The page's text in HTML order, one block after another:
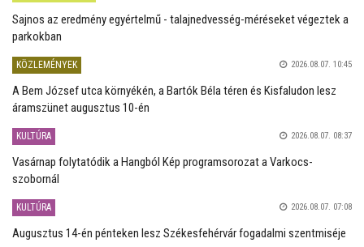
Sajnos az eredmény egyértelmű - talajnedvesség-méréseket végeztek a
parkokban
KÖZLEMÉNYEK 2026.08.07. 10:45
A Bem József utca környékén, a Bartók Béla téren és Kisfaludon lesz
áramszünet augusztus 10-én
KULTÚRA 2026.08.07. 08:37
Vasárnap folytatódik a Hangból Kép programsorozat a Varkocs-
szobornál
KULTÚRA 2026.08.07. 07:08
Augusztus 14-én pénteken lesz Székesfehérvár fogadalmi szentmiséje